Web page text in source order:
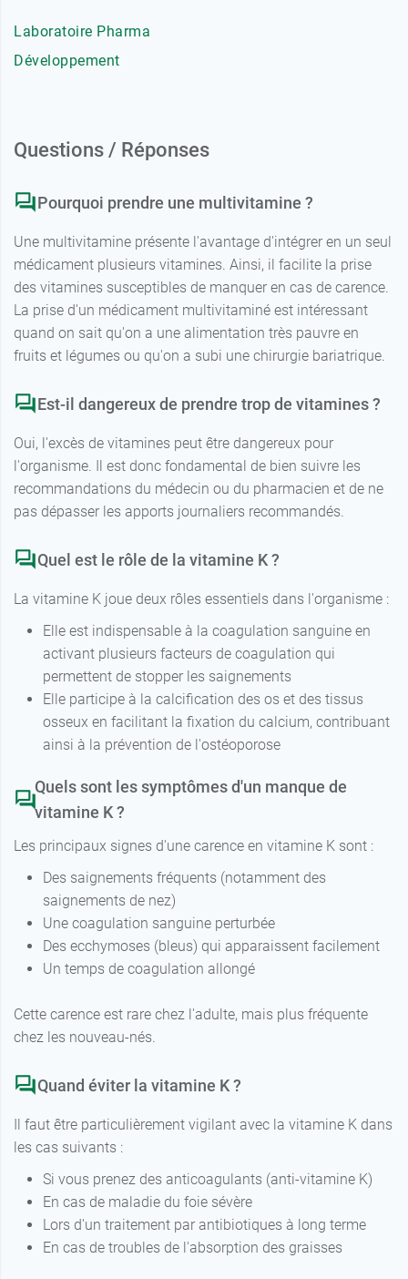
Laboratoire Pharma
Développement
Questions / Réponses
Pourquoi prendre une multivitamine ?
Une multivitamine présente l'avantage d'intégrer en un seul
médicament plusieurs vitamines. Ainsi, il facilite la prise
des vitamines susceptibles de manquer en cas de carence.
La prise d'un médicament multivitaminé est intéressant
quand on sait qu'on a une alimentation très pauvre en
fruits et légumes ou qu'on a subi une chirurgie bariatrique.
Est-il dangereux de prendre trop de vitamines ?
Oui, l'excès de vitamines peut être dangereux pour
l'organisme. Il est donc fondamental de bien suivre les
recommandations du médecin ou du pharmacien et de ne
pas dépasser les apports journaliers recommandés.
Quel est le rôle de la vitamine K ?
La vitamine K joue deux rôles essentiels dans l'organisme :
Elle est indispensable à la coagulation sanguine en
activant plusieurs facteurs de coagulation qui
permettent de stopper les saignements
Elle participe à la calcification des os et des tissus
osseux en facilitant la fixation du calcium, contribuant
ainsi à la prévention de l'ostéoporose
Quels sont les symptômes d'un manque de
vitamine K ?
Les principaux signes d'une carence en vitamine K sont :
Des saignements fréquents (notamment des
saignements de nez)
Une coagulation sanguine perturbée
Des ecchymoses (bleus) qui apparaissent facilement
Un temps de coagulation allongé
Cette carence est rare chez l'adulte, mais plus fréquente
chez les nouveau-nés.
Quand éviter la vitamine K ?
Il faut être particulièrement vigilant avec la vitamine K dans
les cas suivants :
Si vous prenez des anticoagulants (anti-vitamine K)
En cas de maladie du foie sévère
Lors d'un traitement par antibiotiques à long terme
En cas de troubles de l'absorption des graisses